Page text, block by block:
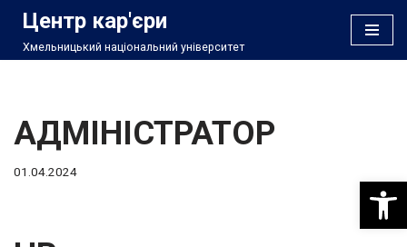
Перейти
Центр кар'єри
Хмельницький національний університет
АДМІНІСТРАТОР
01.04.2024